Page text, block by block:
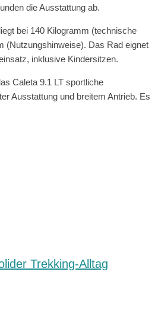
die Ausstattung ab.
bei 140 Kilogramm (technische
(Nutzungshinweise). Das Rad eignet
inklusive Kindersitzen.
Caleta 9.1 LT sportliche
Ausstattung und breitem Antrieb. Es
Trekking-Alltag